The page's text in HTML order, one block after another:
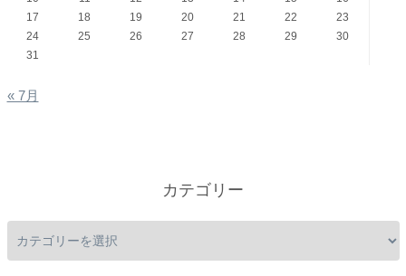
17
18 19 20 21 22
23
24
25 26 27 28 29
30
31
« 7月
カテゴリー